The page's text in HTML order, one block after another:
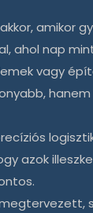
amikor
ahol nap
vagy
azok